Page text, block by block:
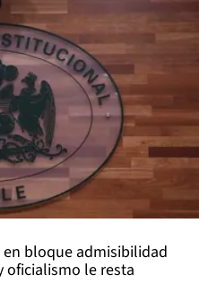
bloque admisibilidad
oficialismo le resta